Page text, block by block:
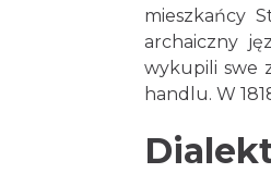
mieszkańcy
archaiczny
wykupili swe
handlu. W